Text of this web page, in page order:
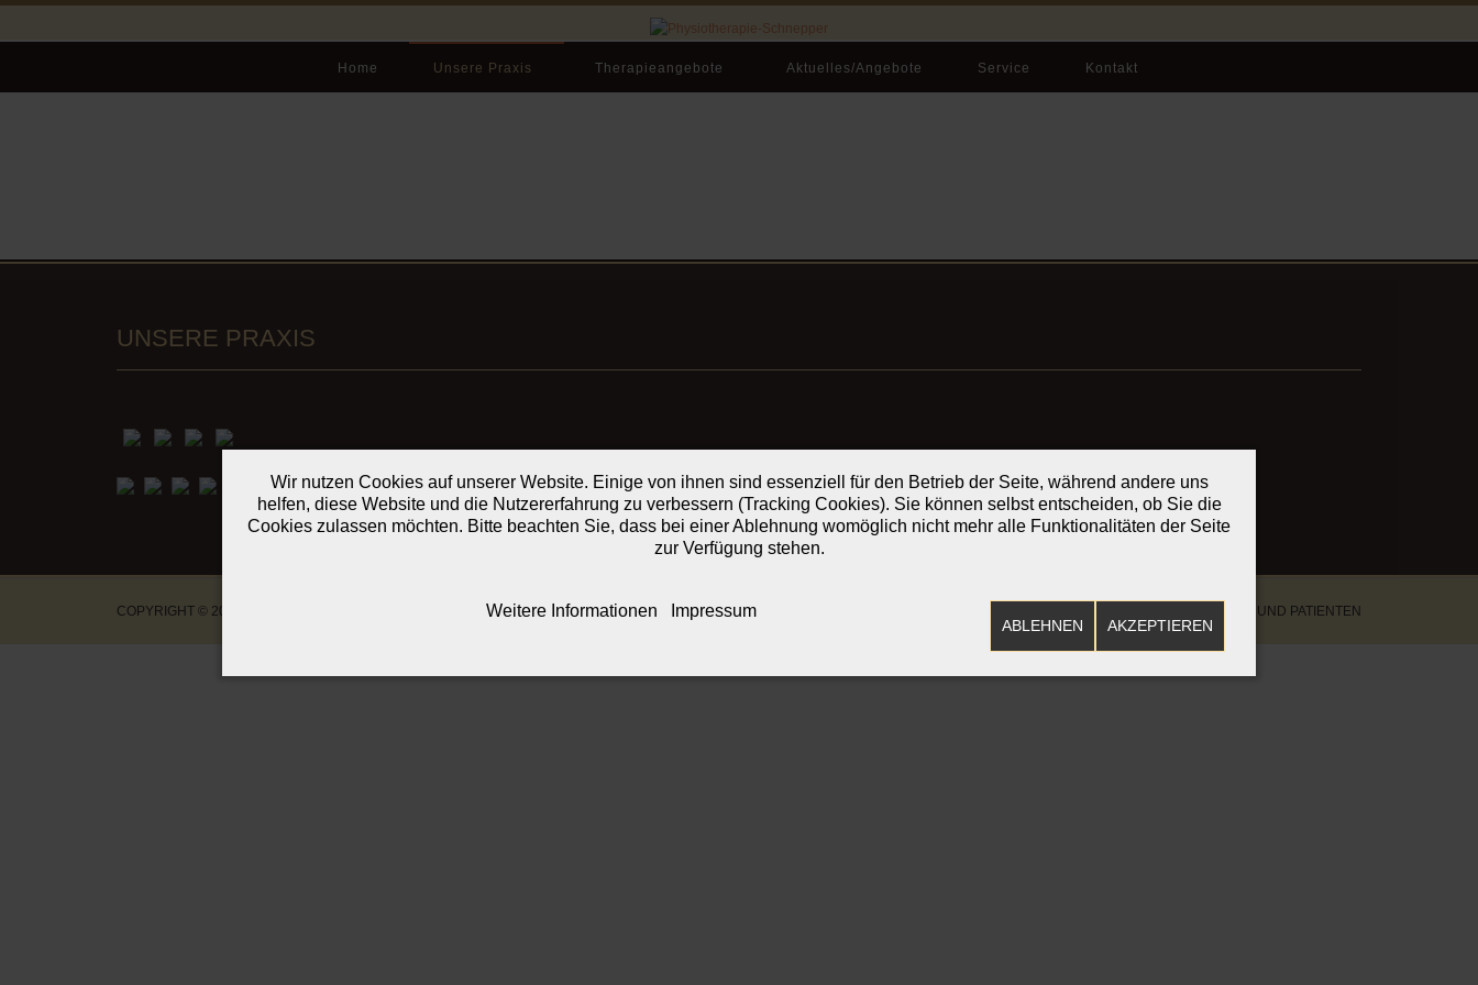
Home Unsere Praxis Therapieangebote Aktuelles/Angebote Service Kontakt
UNSERE PRAXIS
COPYRIGHT © 2026 PHYSIOTHERAPIE-SCHNEPPER IMPRESSUM DATENSCHUTZERKLÄRUNG DATENSCHUTZHINWEISE FÜR PATIENTINNEN UND PATIENTEN
Wir nutzen Cookies auf unserer Website. Einige von ihnen sind essenziell für den Betrieb der Seite, während andere uns
helfen, diese Website und die Nutzererfahrung zu verbessern (Tracking Cookies). Sie können selbst entscheiden, ob Sie die
Cookies zulassen möchten. Bitte beachten Sie, dass bei einer Ablehnung womöglich nicht mehr alle Funktionalitäten der Seite
zur Verfügung stehen.
AKZEPTIEREN
ABLEHNEN
Weitere Informationen Impressum